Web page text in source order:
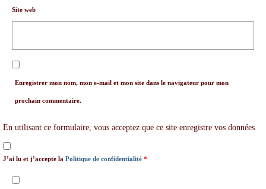
Site web
Enregistrer mon nom, mon e-mail et mon site dans le navigateur pour mon
prochain commentaire.
En utilisant ce formulaire, vous acceptez que ce site enregistre vos données
J’ai lu et j’accepte la Politique de confidentialité *